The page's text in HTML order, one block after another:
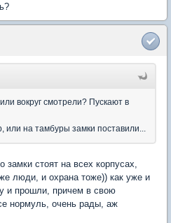
вокруг смотрели? Пускают в
или на тамбуры замки поставили...
стоят на всех корпусах,
люди, и охрана тоже)) как уже и
и прошли, причем в свою
нормуль, очень рады, аж